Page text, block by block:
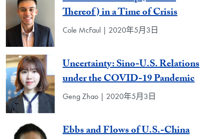
Thereof) in a Time of Crisis
Cole McFaul | 2020年5月3日
Uncertainty: Sino-U.S. Relations
under the COVID-19 Pandemic
Geng Zhao | 2020年5月3日
Ebbs and Flows of U.S.-China